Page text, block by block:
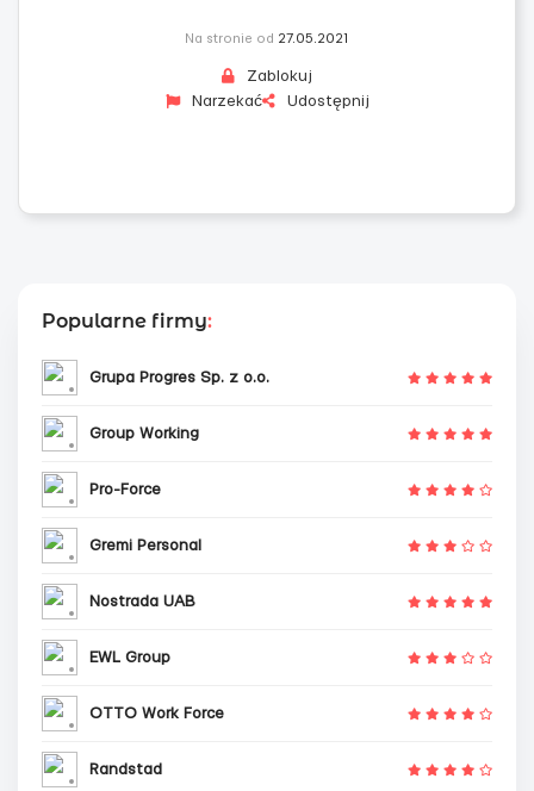
Na stronie od 27.05.2021
Zablokuj
Narzekać
Udostępnij
Popularne firmy:
Grupa Progres Sp. z o.o.
Group Working
Pro-Force
Gremi Personal
Nostrada UAB
EWL Group
OTTO Work Force
Randstad